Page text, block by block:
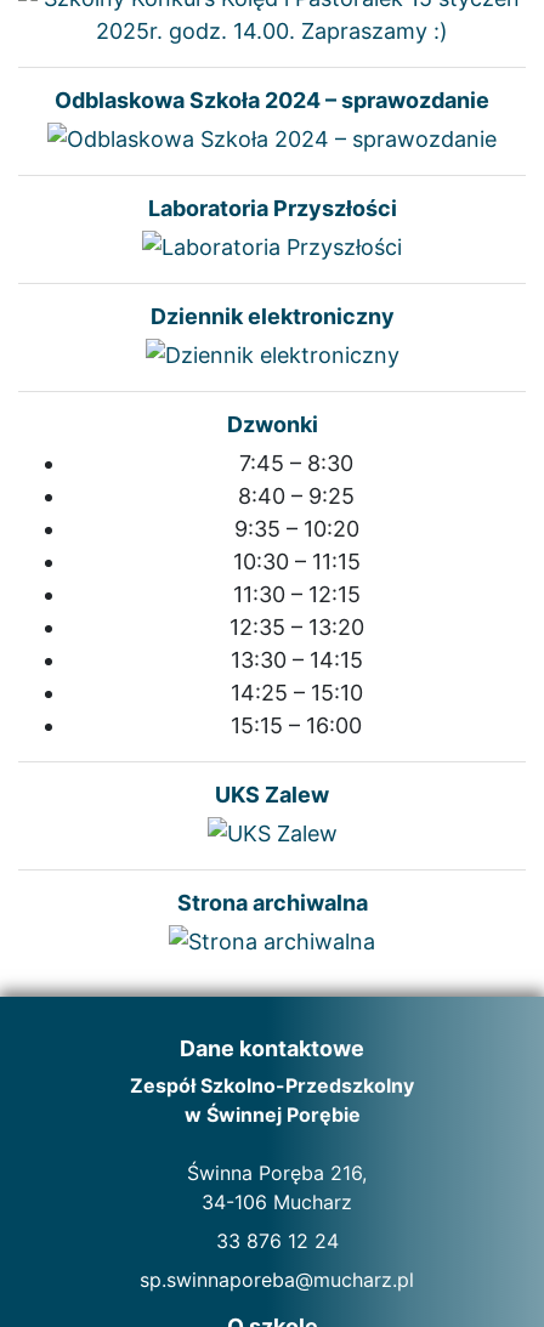
Odblaskowa Szkoła 2024 – sprawozdanie
Laboratoria Przyszłości
Dziennik elektroniczny
Dzwonki
7:45 – 8:30
8:40 – 9:25
9:35 – 10:20
10:30 – 11:15
11:30 – 12:15
12:35 – 13:20
13:30 – 14:15
14:25 – 15:10
15:15 – 16:00
UKS Zalew
Strona archiwalna
Dane kontaktowe
Zespół Szkolno-Przedszkolny
w Świnnej Porębie
Świnna Poręba 216,
34-106 Mucharz
33 876 12 24
sp.swinnaporeba@mucharz.pl